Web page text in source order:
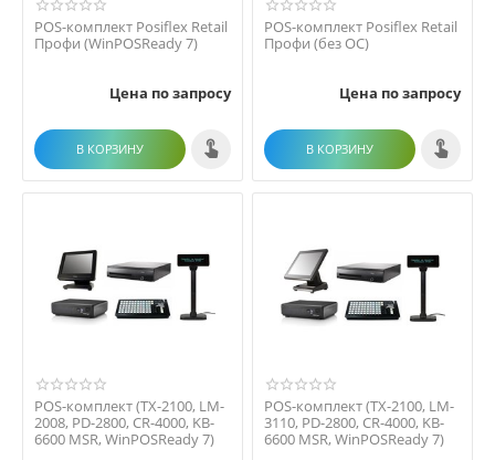
POS-комплект Posiflex Retail
Профи (WinPOSReady 7)
Цена по запросу
В КОРЗИНУ
POS-комплект Posiflex Retail
Профи (без ОС)
Цена по запросу
В КОРЗИНУ
POS-комплект (TX-2100, LM-
2008, PD-2800, CR-4000, KB-
6600 MSR, WinPOSReady 7)
POS-комплект (TX-2100, LM-
3110, PD-2800, CR-4000, KB-
6600 MSR, WinPOSReady 7)